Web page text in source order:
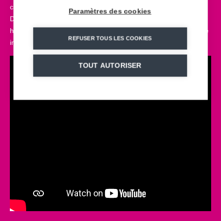
country integrating 9 zip lines for a descent of nearly 1km.
During the descent, guests can enjoy the views of the
hummocky hills and deep valleys surrounding this must-see site
in India.
Paramètres des cookies
REFUSER TOUS LES COOKIES
TOUT AUTORISER